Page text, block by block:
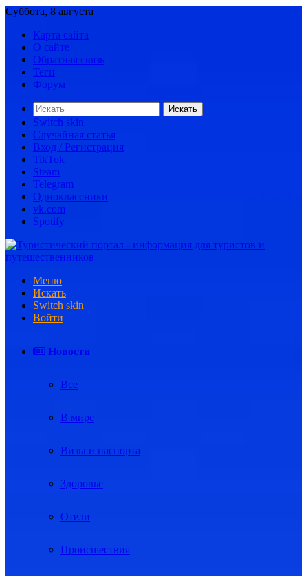
Суббота, 8 августа
Карта сайта
О сайте
Обратная связь
Теги
Форум
Искать
Switch skin
Случайная статья
Вход / Регистрация
TikTok
Steam
Telegram
Одноклассники
vk.com
Spotify
Меню
Искать
Switch skin
Войти
Новости
Все
В мире
Визы и паспорта
Здоровье
Отели
Происшествия